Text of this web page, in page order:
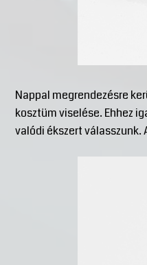
Nappal megrendezésre
kosztüm viselése. Ehhez
valódi ékszert